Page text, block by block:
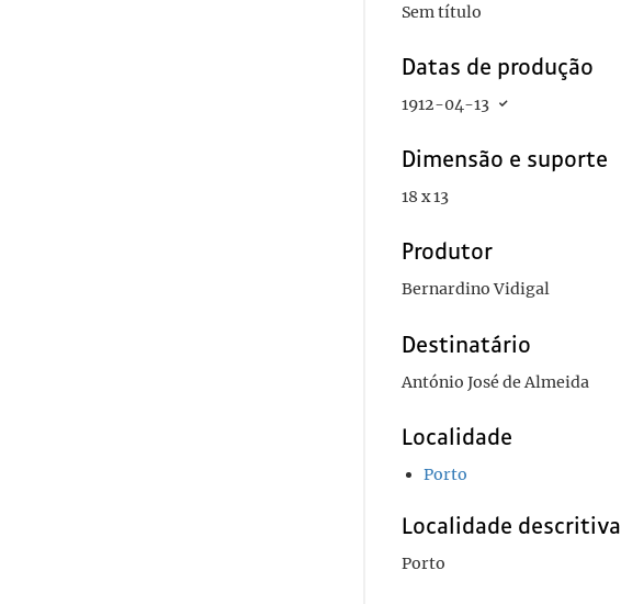
Sem título
Datas de produção
1912-04-13
Dimensão e suporte
18 x 13
Produtor
Bernardino Vidigal
Destinatário
António José de Almeida
Localidade
Porto
Localidade descritiva
Porto